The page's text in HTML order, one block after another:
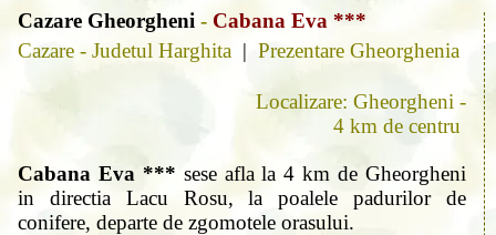
Cazare Gheorgheni - Cabana Eva ***
Cazare - Judetul Harghita | Prezentare Gheorghenia
Localizare: Gheorgheni -
4 km de centru
Cabana Eva *** sese afla la 4 km de Gheorgheni
in directia Lacu Rosu, la poalele padurilor de
conifere, departe de zgomotele orasului.